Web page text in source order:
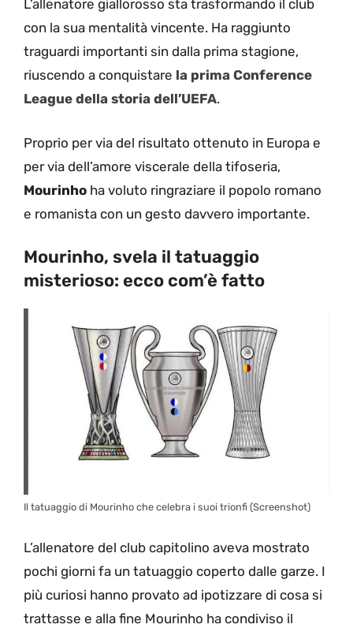
L’allenatore giallorosso sta trasformando il club
con la sua mentalità vincente. Ha raggiunto
traguardi importanti sin dalla prima stagione,
riuscendo a conquistare la prima Conference
League della storia dell’UEFA.
Proprio per via del risultato ottenuto in Europa e
per via dell’amore viscerale della tifoseria,
Mourinho ha voluto ringraziare il popolo romano
e romanista con un gesto davvero importante.
Mourinho, svela il tatuaggio
misterioso: ecco com’è fatto
Il tatuaggio di Mourinho che celebra i suoi trionfi (Screenshot)
L’allenatore del club capitolino aveva mostrato
pochi giorni fa un tatuaggio coperto dalle garze. I
più curiosi hanno provato ad ipotizzare di cosa si
trattasse e alla fine Mourinho ha condiviso il